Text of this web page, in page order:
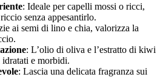
: Ideale per capelli mossi o ricci,
senza appesantirlo.
ai semi di lino e chia, valorizza la
: L’olio di oliva e l’estratto di kiwi
e morbidi.
: Lascia una delicata fragranza sui